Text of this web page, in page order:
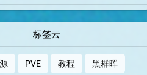
标签云
PVE 教程 黑群晖